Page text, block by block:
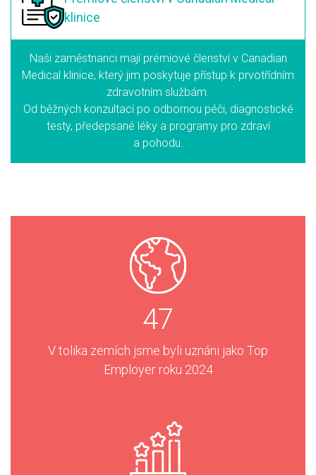
klinice
Naši zaměstnanci mají prémiové členství v Canadian
Medical klinice, který jim poskytuje přístup k prvotřídním
zdravotním službám.
Od běžných konzultací po odbornou péči, diagnostické
testy, předepsané léky a programy pro zdraví
a pohodu.
47
V tolika zemích jsme byli uznáni jako Top
Employer roku 2024